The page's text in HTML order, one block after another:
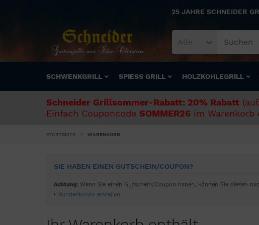
25 JAHRE SCHNEIDER
Alle
SCHWENKGRILL SPIESS GRILL HOLZKOHLEGRILL
Schneider Grillsommer-Rabatt: 20% Rabatt
Einfach Couponcode SOMMER26 im Warenkorb
STARTSEITE WARENKORB
SIE HABEN EINEN GUTSCHEIN/COUPON?
Achtung: Wenn Sie einen Gutschein/Coupon haben, können Sie diesen
Kundenkonto erstellen